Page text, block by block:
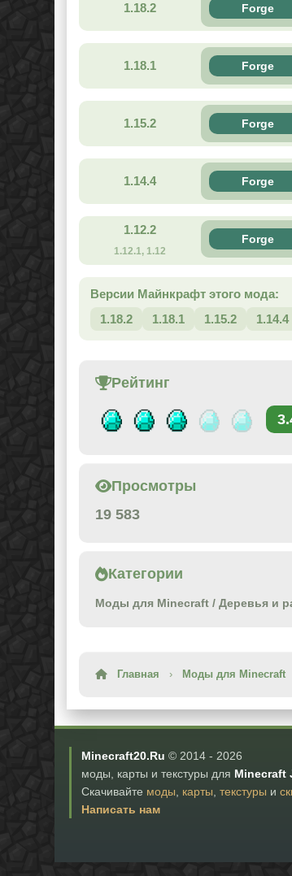
1.18.2 Forge
1.18.1 Forge
1.15.2 Forge
1.14.4 Forge
1.12.2
1.12.1, 1.12
Forge
Версии Майнкрафт этого мода:
1.18.2
1.18.1 1.15.2 1.14.4
Рейтинг
Просмотры
19 583
Категории
Моды для Minecraft / Деревья и
Главная › Моды для Minecraft
Minecraft20.Ru © 2014 - 2026
моды, карты и текстуры для Minecraft
Скачивайте моды карты текстуры и
Написать нам